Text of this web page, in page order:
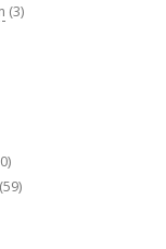
(3)
(59)